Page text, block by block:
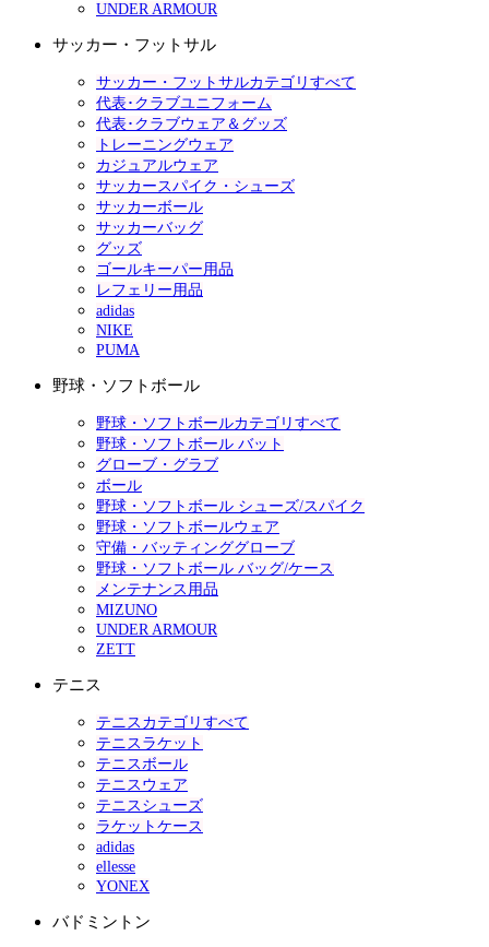
UNDER ARMOUR
サッカー・フットサル
サッカー・フットサルカテゴリすべて
代表･クラブユニフォーム
代表･クラブウェア＆グッズ
トレーニングウェア
カジュアルウェア
サッカースパイク・シューズ
サッカーボール
サッカーバッグ
グッズ
ゴールキーパー用品
レフェリー用品
adidas
NIKE
PUMA
野球・ソフトボール
野球・ソフトボールカテゴリすべて
野球・ソフトボール バット
グローブ・グラブ
ボール
野球・ソフトボール シューズ/スパイク
野球・ソフトボールウェア
守備・バッティンググローブ
野球・ソフトボール バッグ/ケース
メンテナンス用品
MIZUNO
UNDER ARMOUR
ZETT
テニス
テニスカテゴリすべて
テニスラケット
テニスボール
テニスウェア
テニスシューズ
ラケットケース
adidas
ellesse
YONEX
バドミントン